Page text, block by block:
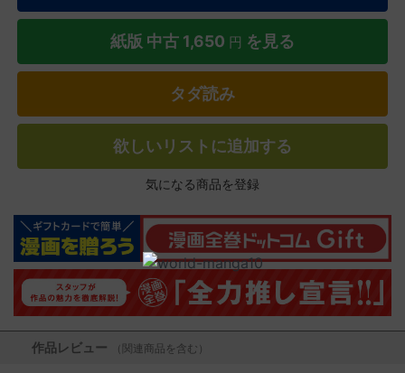
紙版 中古 1,650 円 を見る
タダ読み
欲しいリストに追加する
気になる商品を登録
作品レビュー （関連商品を含む）